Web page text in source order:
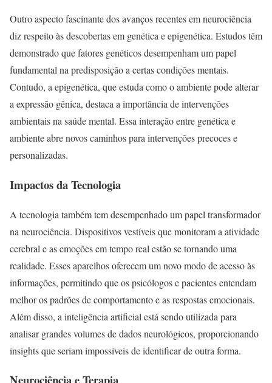
Outro aspecto fascinante dos avanços recentes em neurociência
diz respeito às descobertas em genética e epigenética. Estudos têm
demonstrado que fatores genéticos desempenham um papel
fundamental na predisposição a certas condições mentais.
Contudo, a epigenética, que estuda como o ambiente pode alterar
a expressão gênica, destaca a importância de intervenções
ambientais na saúde mental. Essa interação entre genética e
ambiente abre novos caminhos para intervenções precoces e
personalizadas.
Impactos da Tecnologia
A tecnologia também tem desempenhado um papel transformador
na neurociência. Dispositivos vestíveis que monitoram a atividade
cerebral e as emoções em tempo real estão se tornando uma
realidade. Esses aparelhos oferecem um novo modo de acesso às
informações, permitindo que os psicólogos e pacientes entendam
melhor os padrões de comportamento e as respostas emocionais.
Além disso, a inteligência artificial está sendo utilizada para
analisar grandes volumes de dados neurológicos, proporcionando
insights que seriam impossíveis de identificar de outra forma.